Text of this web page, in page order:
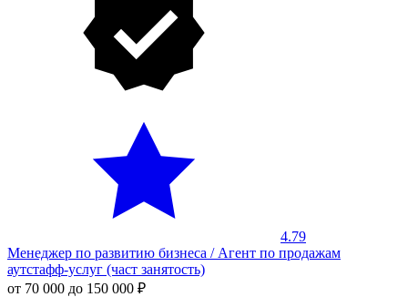
4.79
Менеджер по развитию бизнеса / Агент по продажам
аутстафф-услуг (част занятость)
от 70 000 до 150 000 ₽